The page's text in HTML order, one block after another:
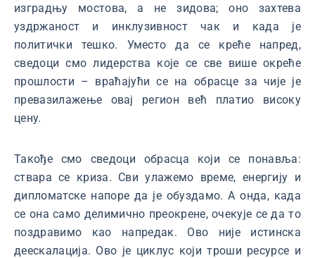
изградњу мостова, а не зидова; оно захтева
уздржаност и инклузивност чак и када је
политички тешко. Уместо да се креће напред,
сведоци смо лидерства које се све више окреће
прошлости – враћајући се на обрасце за чије је
превазилажење овај регион већ платио високу
цену.
Такође смо сведоци обрасца који се понавља:
ствара се криза. Сви улажемо време, енергију и
дипломатске напоре да је обуздамо. А онда, када
се она само делимично преокрене, очекује се да то
поздравимо као напредак. Ово није истинска
деескалација. Ово је циклус који троши ресурсе и